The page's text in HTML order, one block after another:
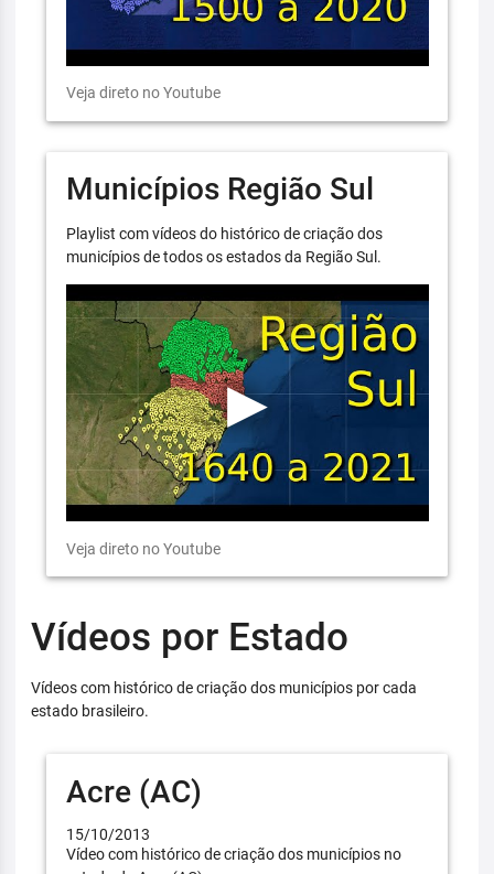
Veja direto no Youtube
Municípios Região Sul
Playlist com vídeos do histórico de criação dos
municípios de todos os estados da Região Sul.
Veja direto no Youtube
Vídeos por Estado
Vídeos com histórico de criação dos municípios por cada
estado brasileiro.
Acre (AC)
15/10/2013
Vídeo com histórico de criação dos municípios no